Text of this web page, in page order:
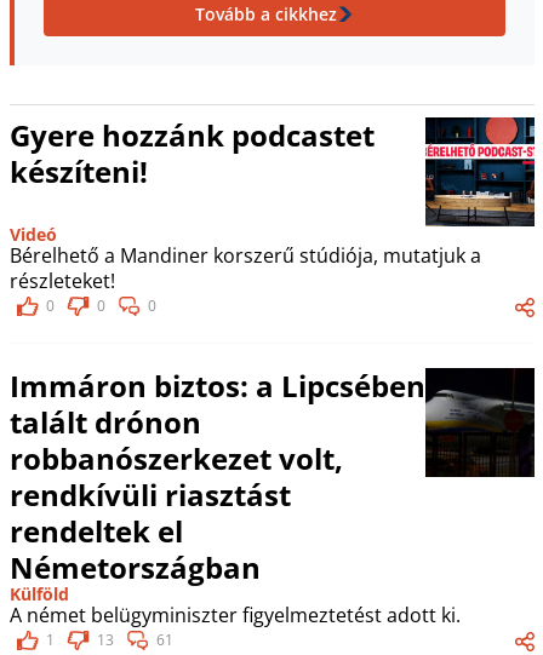
Tovább a cikkhez
Gyere hozzánk podcastet
készíteni!
Videó
Bérelhető a Mandiner korszerű stúdiója, mutatjuk a
részleteket!
0 0 0
Immáron biztos: a Lipcsében
talált drónon
robbanószerkezet volt,
rendkívüli riasztást
rendeltek el
Németországban
Külföld
A német belügyminiszter figyelmeztetést adott ki.
1 13 61